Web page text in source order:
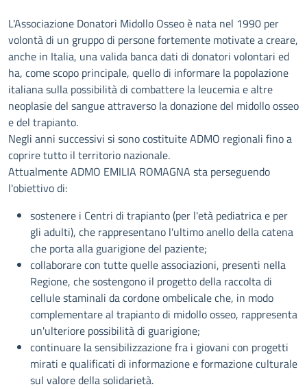
Descrizione
L'Associazione Donatori Midollo Osseo è nata nel 1990 per
volontà di un gruppo di persone fortemente motivate a creare,
anche in Italia, una valida banca dati di donatori volontari ed
ha, come scopo principale, quello di informare la popolazione
italiana sulla possibilità di combattere la leucemia e altre
neoplasie del sangue attraverso la donazione del midollo osseo
e del trapianto.
Negli anni successivi si sono costituite ADMO regionali fino a
coprire tutto il territorio nazionale.
Attualmente ADMO EMILIA ROMAGNA sta perseguendo
l'obiettivo di:
sostenere i Centri di trapianto (per l'età pediatrica e per
gli adulti), che rappresentano l'ultimo anello della catena
che porta alla guarigione del paziente;
collaborare con tutte quelle associazioni, presenti nella
Regione, che sostengono il progetto della raccolta di
cellule staminali da cordone ombelicale che, in modo
complementare al trapianto di midollo osseo, rappresenta
un'ulteriore possibilità di guarigione;
continuare la sensibilizzazione fra i giovani con progetti
mirati e qualificati di informazione e formazione culturale
sul valore della solidarietà.